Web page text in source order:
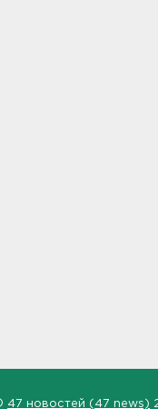
47 новостей (47 news)